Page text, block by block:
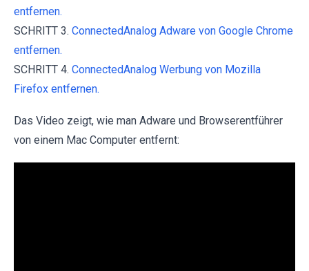
entfernen.
SCHRITT 3. ConnectedAnalog Adware von Google Chrome
entfernen.
SCHRITT 4. ConnectedAnalog Werbung von Mozilla
Firefox entfernen.
Das Video zeigt, wie man Adware und Browserentführer
von einem Mac Computer entfernt: